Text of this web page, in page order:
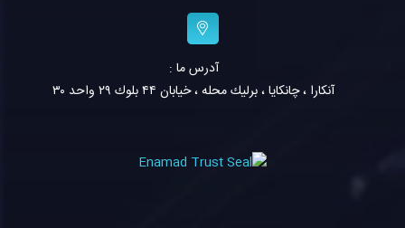
آدرس ما :
آنكارا ، چانكايا ، برليك محله ، خيابان ٤٤ بلوك ٢٩ واحد ٣٠